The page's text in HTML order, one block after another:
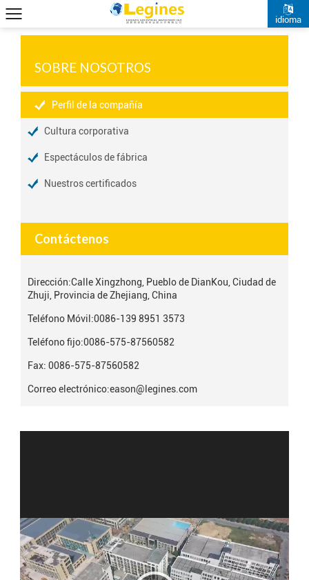
idioma
SOBRE NOSOTROS
Perfil de la compañía
Cultura corporativa
Espectáculos de fábrica
Nuestros certificados
Contáctenos
Dirección:Calle Xingzhong, Pueblo de DianKou, Ciudad de
Zhuji, Provincia de Zhejiang, China
Teléfono Móvil:0086-139 8951 3573
Teléfono fijo:0086-575-87560582
Fax: 0086-575-87560582
Correo electrónico:eason@legines.com